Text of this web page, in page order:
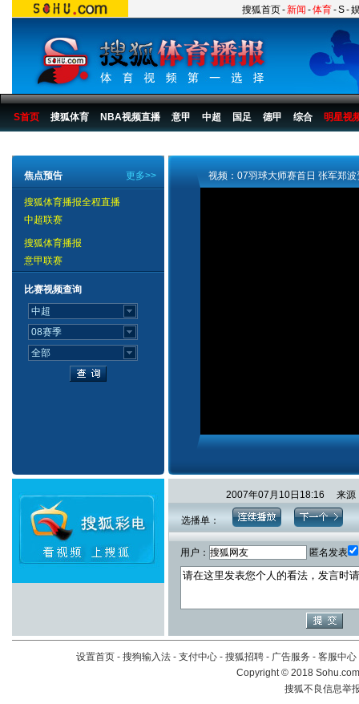
搜狐首页-新闻 -体育-S-
S首页 搜狐体育 NBA视频直播 意甲 中超 国足 德甲 综合 明星视
更多>>
焦点预告
搜狐体育播报全程直播
中超联赛
搜狐体育播报
意甲联赛
比赛视频查询
视频：07羽球大师赛首日 张军郑
2007年07月10日18:16 来
选播单：
用户： 匿名发表
设置首页 - 搜狗输入法 - 支付中心 - 搜狐招聘 - 广告服务 - 客服中心
Copyright©2018
搜狐不良信息举